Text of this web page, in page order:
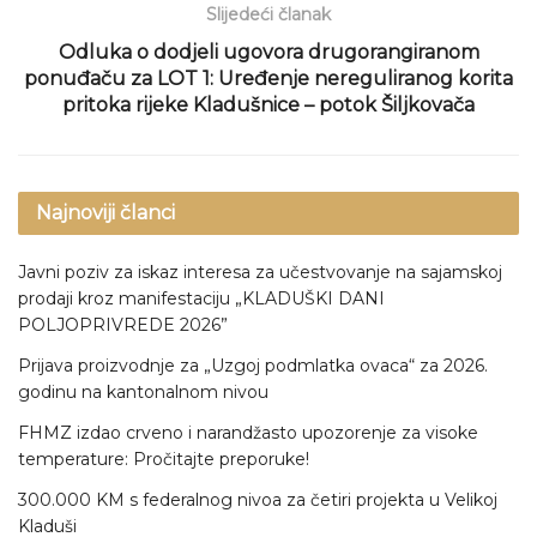
Slijedeći članak
Odluka o dodjeli ugovora drugorangiranom
ponuđaču za LOT 1: Uređenje nereguliranog korita
pritoka rijeke Kladušnice – potok Šiljkovača
Najnoviji članci
Javni poziv za iskaz interesa za učestvovanje na sajamskoj
prodaji kroz manifestaciju „KLADUŠKI DANI
POLJOPRIVREDE 2026”
Prijava proizvodnje za „Uzgoj podmlatka ovaca“ za 2026.
godinu na kantonalnom nivou
FHMZ izdao crveno i narandžasto upozorenje za visoke
temperature: Pročitajte preporuke!
300.000 KM s federalnog nivoa za četiri projekta u Velikoj
Kladuši